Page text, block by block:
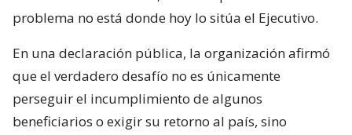
problema no está donde hoy lo sitúa el Ejecutivo.
En una declaración pública, la organización afirmó
que el verdadero desafío no es únicamente
perseguir el incumplimiento de algunos
beneficiarios o exigir su retorno al país, sino